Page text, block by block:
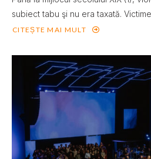
subiect tabu şi nu era taxată.
CITEȘTE MAI MULT